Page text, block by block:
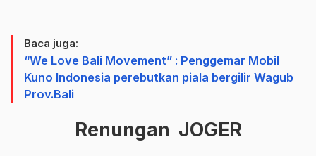
Baca juga:
“We Love Bali Movement” : Penggemar Mobil
Kuno Indonesia perebutkan piala bergilir Wagub
Prov.Bali
Renungan JOGER